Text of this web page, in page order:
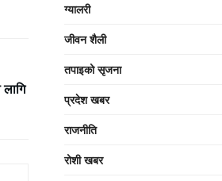
ग्यालरी
जीवन शैली
तपाइको सृजना
प्रदेश खबर
राजनीति
रोशी खबर